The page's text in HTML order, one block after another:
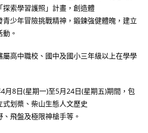
探索學習護照」計畫，創造體
少年冒險挑戰精神，鍛鍊強健體魄，建立
。
屬高中職校、國中及國小三年級以上在學學
月8日(星期一)至5月24日(星期五)期間，包
划槳、柴山生態人文歷史
飛盤及極限神槍手等。